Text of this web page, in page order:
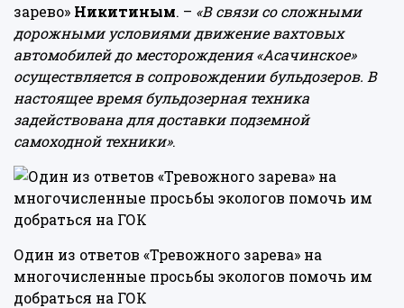
зарево» Никитиным. – «В связи со сложными
дорожными условиями движение вахтовых
автомобилей до месторождения «Асачинское»
осуществляется в сопровождении бульдозеров. В
настоящее время бульдозерная техника
задействована для доставки подземной
самоходной техники».
Один из ответов «Тревожного зарева» на
многочисленные просьбы экологов помочь им
добраться на ГОК